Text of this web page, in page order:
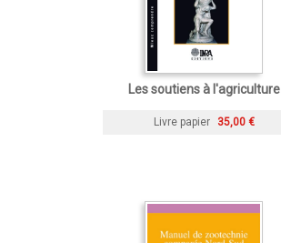
Les soutiens à l'agriculture
Livre papier 35,00 €